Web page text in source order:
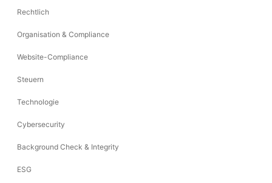
Rechtlich
Organisation & Compliance
Website-Compliance
Steuern
Technologie
Cybersecurity
Background Check & Integrity
ESG